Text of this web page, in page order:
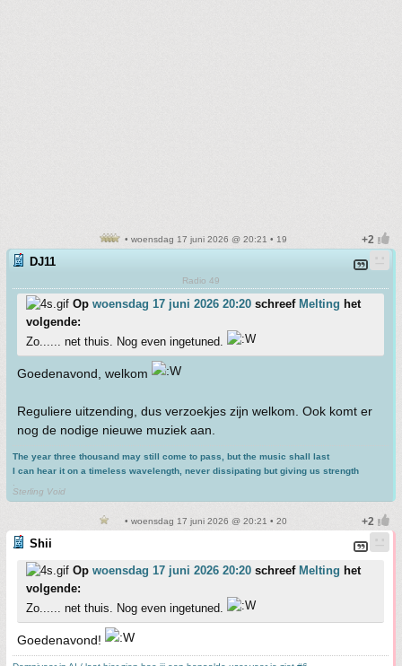
• woensdag 17 juni 2026 @ 20:21 • 19
DJ11
Radio 49
Op woensdag 17 juni 2026 20:20 schreef Melting het
volgende:
Zo...... net thuis. Nog even ingetuned.
Goedenavond, welkom
Reguliere uitzending, dus verzoekjes zijn welkom. Ook komt er
nog de nodige nieuwe muziek aan.
The year three thousand may still come to pass, but the music shall last
I can hear it on a timeless wavelength, never dissipating but giving us strength
Sterling Void
• woensdag 17 juni 2026 @ 20:21 • 20
Shii
Op woensdag 17 juni 2026 20:20 schreef Melting het
volgende:
Zo...... net thuis. Nog even ingetuned.
Goedenavond!